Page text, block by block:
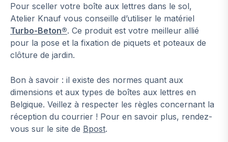
Pour sceller votre boîte aux lettres dans le sol,
Atelier Knauf vous conseille d’utiliser le matériel
Turbo-Beton®. Ce produit est votre meilleur allié
pour la pose et la fixation de piquets et poteaux de
clôture de jardin.
Bon à savoir : il existe des normes quant aux
dimensions et aux types de boîtes aux lettres en
Belgique. Veillez à respecter les règles concernant la
réception du courrier ! Pour en savoir plus, rendez-
vous sur le site de Bpost.